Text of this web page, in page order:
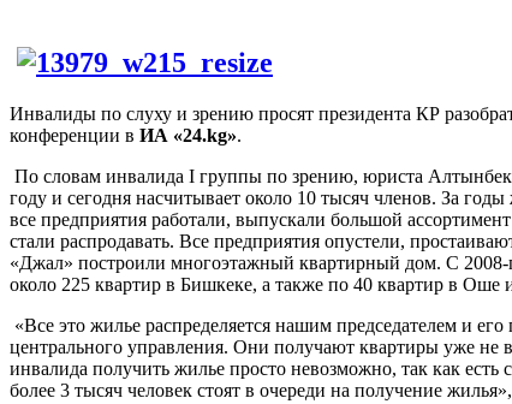
Инвалиды по слуху и зрению просят президента КР
конференции в ИА «24.kg».
По словам инвалида I группы по зрению, юриста
году и сегодня насчитывает около 10 тысяч членов. За
все предприятия работали, выпускали большой
стали распродавать. Все предприятия опустели,
«Джал» построили многоэтажный квартирный дом. С 2008-
около 225 квартир в Бишкеке, а также по 40 квартир в Оше
«Все это жилье распределяется нашим председателем и
центрального управления. Они получают квартиры уже не
инвалида получить жилье просто невозможно, так как
более 3 тысяч человек стоят в очереди на получение